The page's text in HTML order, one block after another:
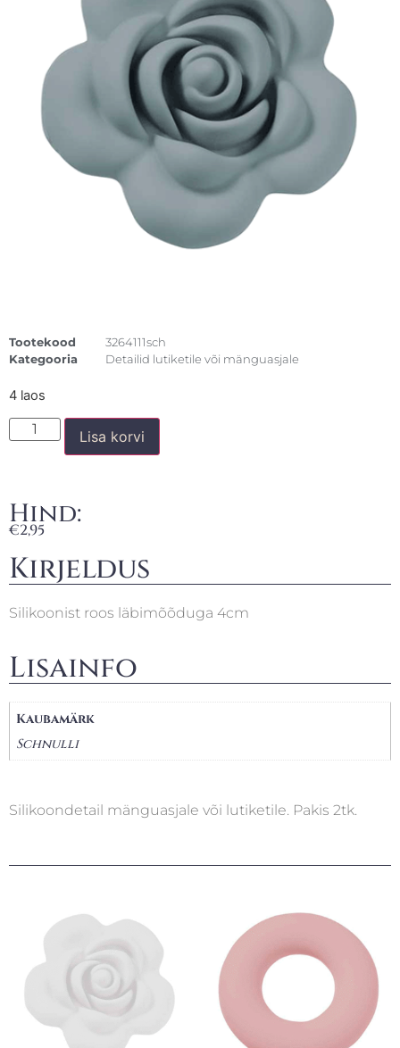
Tootekood
3264111sch
Kategooria
Detailid lutiketile või mänguasjale
4 laos
Lisa korvi
Hind:
€2,95
Kirjeldus
Silikoonist roos läbimõõduga 4cm
Lisainfo
Kaubamärk
Schnulli
Silikoondetail mänguasjale või lutiketile. Pakis 2tk.